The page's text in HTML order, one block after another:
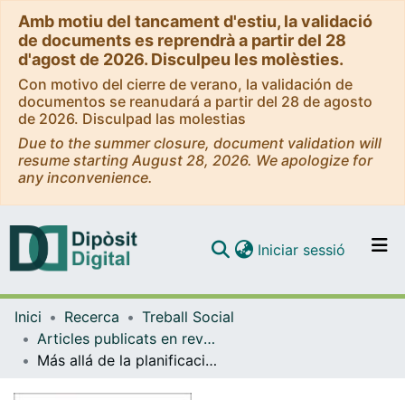
Amb motiu del tancament d'estiu, la validació
de documents es reprendrà a partir del 28
d'agost de 2026. Disculpeu les molèsties.
Con motivo del cierre de verano, la validación de
documentos se reanudará a partir del 28 de agosto
de 2026. Disculpad las molestias
Due to the summer closure, document validation will
resume starting August 28, 2026. We apologize for
any inconvenience.
Navega per tot el DD
Com publicar
Contacte
Iniciar sessió (current)
Inici Recerca
Treball Social
Articles publicats en revistes (Treball Social)
Más allá de la planificación del alta hospitalaria: El espacio del trabajo social en los hospitales de tercer nivel